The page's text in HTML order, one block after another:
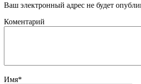
Ваш электронный адрес не будет
Коментарий
Имя*